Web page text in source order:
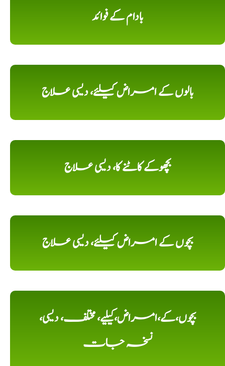
بادام کے فوائد
بالوں کے امراض کیلئے، دیسی علاج
بچھوکے کاٹنے کا، دیسی علاج
بچوں کے امراض کیلئے، دیسی علاج
بچوں،کے،امراض،کیلیے، مختلف، دیسی،
نسخہ جات